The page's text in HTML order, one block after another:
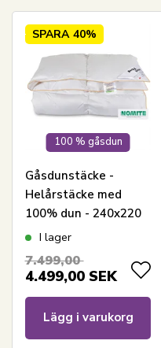
100 % gåsdun
SPARA 40%
Gåsdunstäcke -
Helårstäcke med
100% dun - 240x220
cm - Borg Living
I lager
7.499,00
4.499,00 SEK
Lägg i varukorg